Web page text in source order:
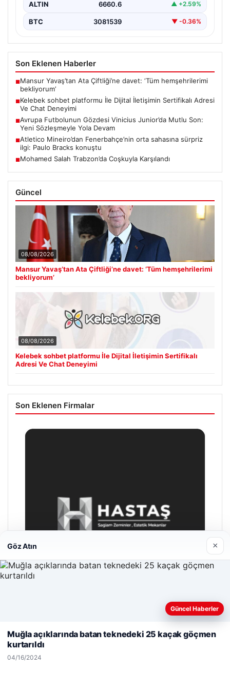
ALTIN 6660.6 ▲ +2.59%
BTC 3081539 ▼ -0.36%
Son Eklenen Haberler
■Mansur Yavaş’tan Ata Çiftliği’ne davet: ‘Tüm hemşehrilerimi
bekliyorum’
■Kelebek sohbet platformu İle Dijital İletişimin Sertifikalı Adresi
Ve Chat Deneyimi
■Avrupa Futbolunun Gözdesi Vinicius Junior’da Mutlu Son:
Yeni Sözleşmeyle Yola Devam
■Atletico Mineiro’dan Fenerbahçe’nin orta sahasına sürpriz
ilgi: Paulo Bracks konuştu
■Mohamed Salah Trabzon’da Coşkuyla Karşılandı
Güncel
08/08/2026
Mansur Yavaş’tan Ata Çiftliği’ne davet: ‘Tüm hemşehrilerimi
bekliyorum’
08/08/2026
Kelebek sohbet platformu İle Dijital İletişimin Sertifikalı
Adresi Ve Chat Deneyimi
Son Eklenen Firmalar
Hastaş Beton
05/26/2026
Web sitemizi nasıl kullandığınızı daha iyi anlayabilmek,
kullanıyoruz.Çerez Politikamız
Göz Atın ×
Güncel Haberler
Muğla açıklarında batan teknedeki 25 kaçak göçmen
kurtarıldı
04/16/2024